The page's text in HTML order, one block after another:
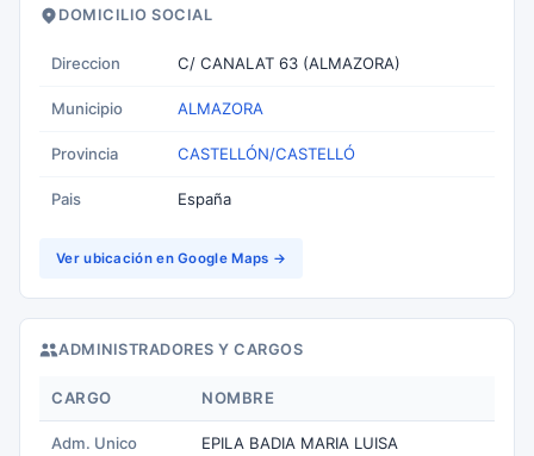
DOMICILIO SOCIAL
Direccion C/ CANALAT 63 (ALMAZORA)
Municipio ALMAZORA
Provincia CASTELLÓN/CASTELLÓ
Pais España
Ver ubicación en Google Maps →
ADMINISTRADORES Y CARGOS
CARGO NOMBRE
Adm. Unico EPILA BADIA MARIA LUISA